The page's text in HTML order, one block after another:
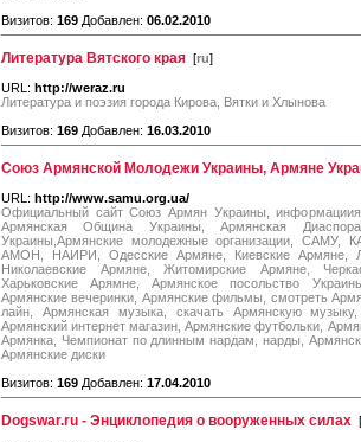
Визитов: 169 Добавлен: 06.02.2010
Литература Вятского края [ru]
URL: http://weraz.ru
Литература и поэзия города Кирова, Вятки и Хлынова
Визитов: 169 Добавлен: 16.03.2010
Союз Армянской Молодежи Украины, Армяне
URL: http://www.samu.org.ua/
Официальный сайт Союз Армян Украины,
Армянская Община Украины, Армянская
Украины,Армянские молодежные организации,
АМОН, НАИРИ, Одесские Армяне, Киевские Армяне,
Николаевские Армяне, Житомирские Армяне,
Харьковские Арямне, Армянское посольство
Армянские вечеринки, Армянские фильмы, смотреть
лайн, Армянская музыка, скачать Армянскую
Армянский интернет магазин, Армянские футбольки,
Армянка, Чемпионат по длинным нардам, нарды,
Армянские диски
Визитов: 169 Добавлен: 17.04.2010
Dogswar.ru - Энциклопедия о вооруженных силах [